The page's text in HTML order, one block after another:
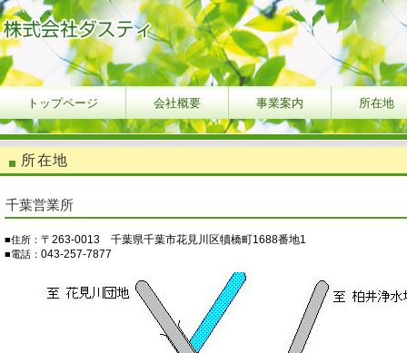
所在地
千葉営業所
■住所： 〒263-0013 千葉県千葉市花見川区犢橋町1688番地1
■電話： 043-257-7877
トップページ 会社概要 事業案内 所在地